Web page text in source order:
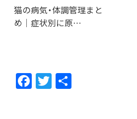
猫の病気・体調管理まと
め｜症状別に原…
F
ac
T
w